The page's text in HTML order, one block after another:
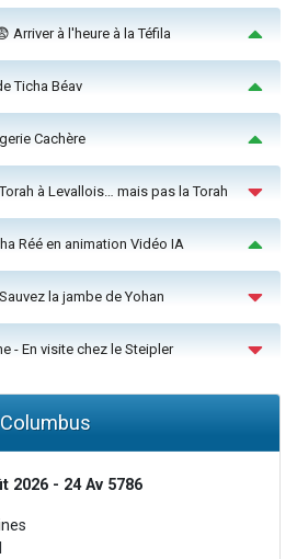
Arriver à l'heure à la Téfila
Ticha Béav
Cachère
à Levallois… mais pas la Torah
Réé en animation Vidéo IA
la jambe de Yohan
- En visite chez le Steipler
2026 - 24 Av 5786